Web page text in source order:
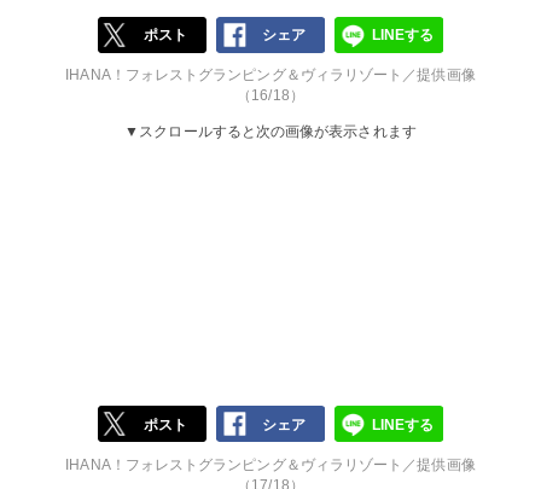
ポスト シェア LINEする
IHANA！フォレストグランピング＆ヴィラリゾート／提供画像
（16/18）
▼スクロールすると次の画像が表示されます
ポスト シェア LINEする
IHANA！フォレストグランピング＆ヴィラリゾート／提供画像
（17/18）